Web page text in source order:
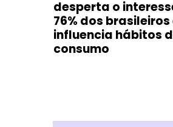
desperta o
76% dos brasileiros
influencia hábitos
consumo